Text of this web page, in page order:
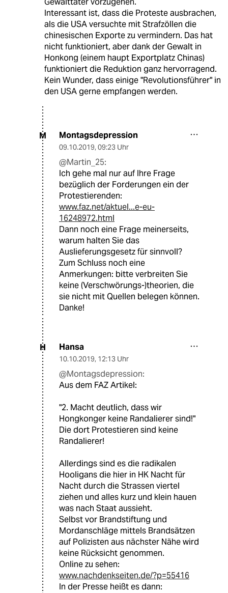
Interessant ist, dass die Proteste ausbrachen,
als die USA versuchte mit Strafzöllen die
chinesischen Exporte zu vermindern. Das hat
nicht funktioniert, aber dank der Gewalt in
Honkong (einem haupt Exportplatz Chinas)
funktioniert die Reduktion ganz hervorragend.
Kein Wunder, dass einige "Revolutionsführer" in
den USA gerne empfangen werden.
M Montagsdepression
09.10.2019, 09:23 Uhr
@Martin_25:
Ich gehe mal nur auf Ihre Frage
bezüglich der Forderungen ein der
Protestierenden:
www.faz.net/aktuel...e-eu-
16248972.html
Dann noch eine Frage meinerseits,
warum halten Sie das
Auslieferungsgesetz für sinnvoll?
Zum Schluss noch eine
Anmerkungen: bitte verbreiten Sie
keine (Verschwörungs-)theorien, die
sie nicht mit Quellen belegen können.
Danke!
H Hansa
10.10.2019, 12:13 Uhr
@Montagsdepression:
Aus dem FAZ Artikel:
"2. Macht deutlich, dass wir
Hongkonger keine Randalierer sind!"
Die dort Protestieren sind keine
Randalierer!
Allerdings sind es die radikalen
Hooligans die hier in HK Nacht für
Nacht durch die Strassen viertel
ziehen und alles kurz und klein hauen
was nach Staat aussieht.
Selbst vor Brandstiftung und
Mordanschläge mittels Brandsätzen
auf Polizisten aus nächster Nähe wird
keine Rücksicht genommen.
Online zu sehen:
www.nachdenkseiten.de/?p=55416
In der Presse heißt es dann: